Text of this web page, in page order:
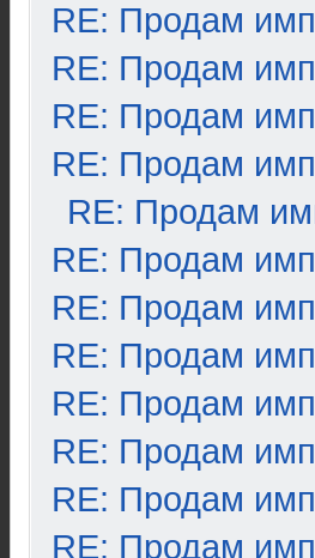
RE: Продам
RE: Продам
RE: Продам
RE: Продам
RE: Продам
RE: Продам
RE: Продам
RE: Продам
RE: Продам
RE: Продам
RE: Продам
RE: Продам